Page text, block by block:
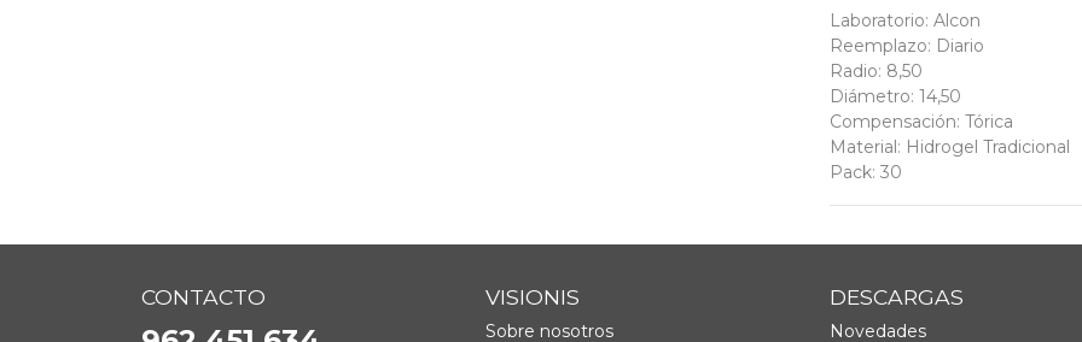
Laboratorio: Alcon
Reemplazo: Diario
Radio: 8,50
Diámetro: 14,50
Compensación: Tórica
Material: Hidrogel Tradicional
Pack: 30
CONTACTO VISIONIS
Sobre nosotros
DESCARGAS
Novedades